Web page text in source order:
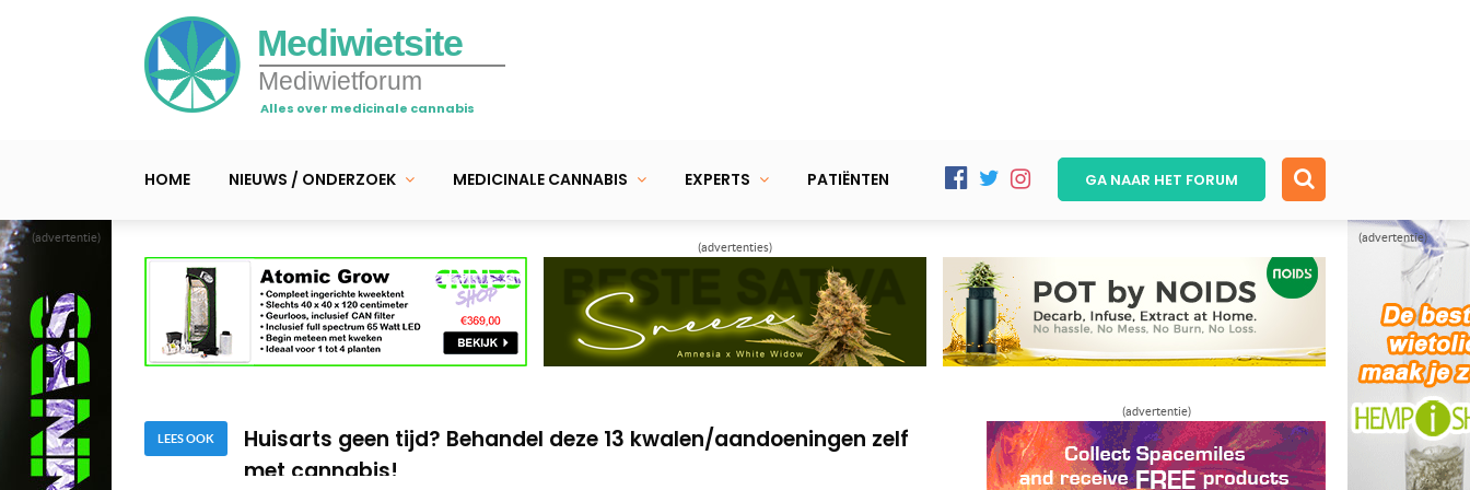
(advertentie) (advertentie)
Mediwietsite
Mediwietforum
Alles over medicinale cannabis
HOME NIEUWS / ONDERZOEK MEDICINALE CANNABIS EXPERTS PATIËNTEN GA NAAR HET FORUM
(advertenties)
LEES OOK
Waarom cannabis – en met name ook een edible – helpt bij
slapeloosheid
Teken, de ziekte van Lyme en hoe mediwiet voor verlichting zorgt
met cannabis!
Waarom cannabis – en met name ook een edible – helpt bij
slapeloosheid
(advertentie)